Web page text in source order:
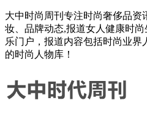
大中时尚周刊专注时尚奢侈品资
妆、品牌动态,报道女人健康时
乐门户，报道内容包括时尚业界
的时尚人物库！